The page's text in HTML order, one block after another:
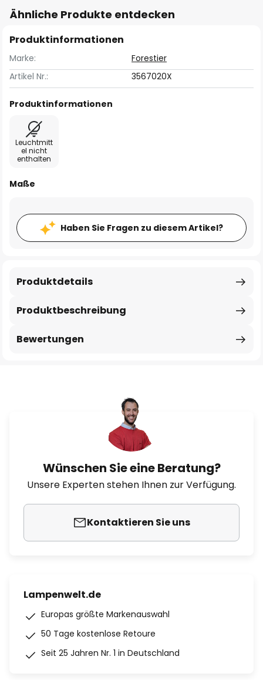
Ähnliche Produkte entdecken
Produktinformationen
Marke:
Forestier
Artikel Nr.:
3567020X
Produktinformationen
Leuchtmitt
el nicht
enthalten
Maße
Haben Sie Fragen zu diesem Artikel?
Produktbeschreibung
Produktdetails
Bewertungen
Wünschen Sie eine Beratung?
Unsere Experten stehen Ihnen zur Verfügung.
Kontaktieren Sie uns
Lampenwelt.de
Europas größte Markenauswahl
50 Tage kostenlose Retoure
Seit 25 Jahren Nr. 1 in Deutschland